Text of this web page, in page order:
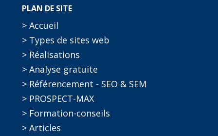
PLAN DE SITE
> Accueil
> Types de sites web
> Réalisations
> Analyse gratuite
> Référencement - SEO & SEM
> PROSPECT-MAX
> Formation-conseils
> Articles